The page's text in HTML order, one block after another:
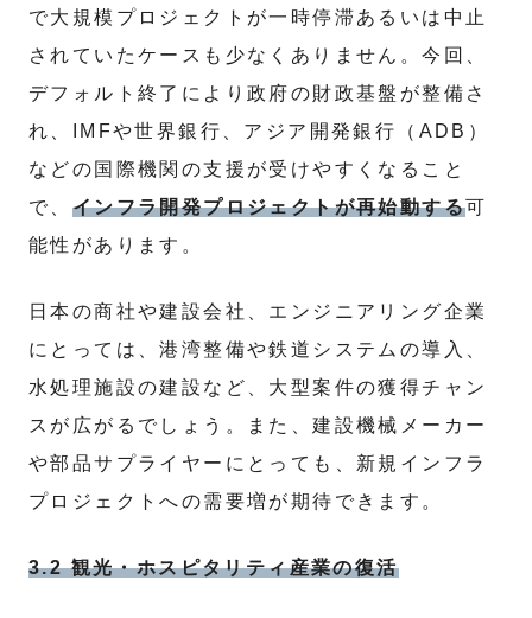
で大規模プロジェクトが一時停滞あるいは中止
されていたケースも少なくありません。今回、
デフォルト終了により政府の財政基盤が整備さ
れ、IMFや世界銀行、アジア開発銀行（ADB）
などの国際機関の支援が受けやすくなること
で、 インフラ開発プロジェクトが再始動する可
能性があります。
日本の商社や建設会社、エンジニアリング企業
にとっては、港湾整備や鉄道システムの導入、
水処理施設の建設など、大型案件の獲得チャン
スが広がるでしょう。また、建設機械メーカー
や部品サプライヤーにとっても、新規インフラ
プロジェクトへの需要増が期待できます。
3.2 観光・ホスピタリティ産業の復活